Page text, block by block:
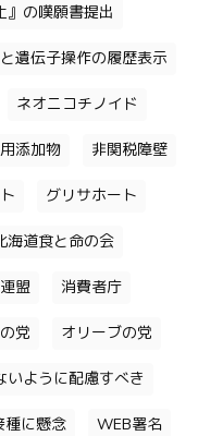
』の嘆願書提出
遺伝子操作の履歴表示
ネオニコチノイド
添加物 非関税障壁
グリサホート
海道食と命の会
盟 消費者庁
党 オリーブの党
いように配慮すべき
種に懸念 WEB署名